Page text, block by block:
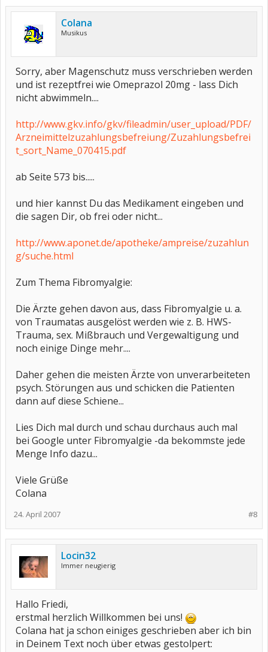
Colana
Musikus
Sorry, aber Magenschutz muss verschrieben werden
und ist rezeptfrei wie Omeprazol 20mg - lass Dich
nicht abwimmeln....
http://www.gkv.info/gkv/fileadmin/user_upload/PDF/
Arzneimittelzuzahlungsbefreiung/Zuzahlungsbefrei
t_sort_Name_070415.pdf
ab Seite 573 bis.....
und hier kannst Du das Medikament eingeben und
die sagen Dir, ob frei oder nicht...
http://www.aponet.de/apotheke/ampreise/zuzahlun
g/suche.html
Zum Thema Fibromyalgie:
Die Ärzte gehen davon aus, dass Fibromyalgie u. a.
von Traumatas ausgelöst werden wie z. B. HWS-
Trauma, sex. Mißbrauch und Vergewaltigung und
noch einige Dinge mehr....
Daher gehen die meisten Ärzte von unverarbeiteten
psych. Störungen aus und schicken die Patienten
dann auf diese Schiene...
Lies Dich mal durch und schau durchaus auch mal
bei Google unter Fibromyalgie -da bekommste jede
Menge Info dazu...
Viele Grüße
Colana
#8
24. April 2007
Locin32
Immer neugierig
Hallo Friedi,
erstmal herzlich Willkommen bei uns!
Colana hat ja schon einiges geschrieben aber ich bin
in Deinem Text noch über etwas gestolpert: